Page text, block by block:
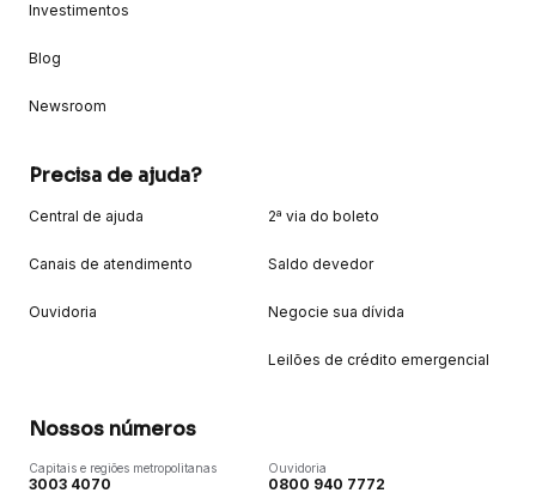
Investimentos
Blog
Newsroom
Precisa de ajuda?
Central de ajuda
Canais de atendimento
Ouvidoria
2ª via do boleto
Saldo devedor
Negocie sua dívida
Leilões de crédito emergencial
Nossos números
Capitais e regiões metropolitanas
3003 4070
Ouvidoria
0800 940 7772